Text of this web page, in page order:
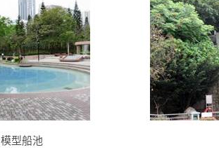
模型船池